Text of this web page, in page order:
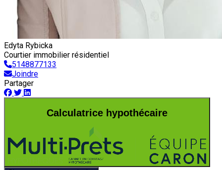
Edyta Rybicka
Courtier immobilier résidentiel
5148877133
Joindre
Partager
Calculatrice hypothécaire